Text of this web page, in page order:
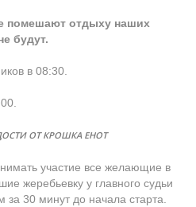
помешают отдыху наших
будут.
в 08:30.
ОТ КРОШКА ЕНОТ
участие все желающие в
жеребьевку у главного судьи
30 минут до начала старта.